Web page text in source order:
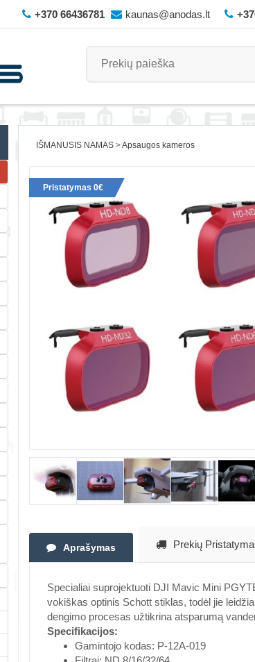
+370 66436781 kaunas@anodas.lt
IŠMANUSIS NAMAS Apsaugos kameros
Pristatymas 0€
Aprašymas Prekių
Specialiai suprojektuoti DJI Mavic Mini
vokiškas optinis Schott stiklas, todėl jie
dengimo procesas užtikrina atsparumą
Specifikacijos:
Gamintojo kodas: P-12A-019